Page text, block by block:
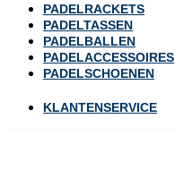
PADELRACKETS
PADELTASSEN
PADELBALLEN
PADELACCESSOIRES
PADELSCHOENEN
KLANTENSERVICE